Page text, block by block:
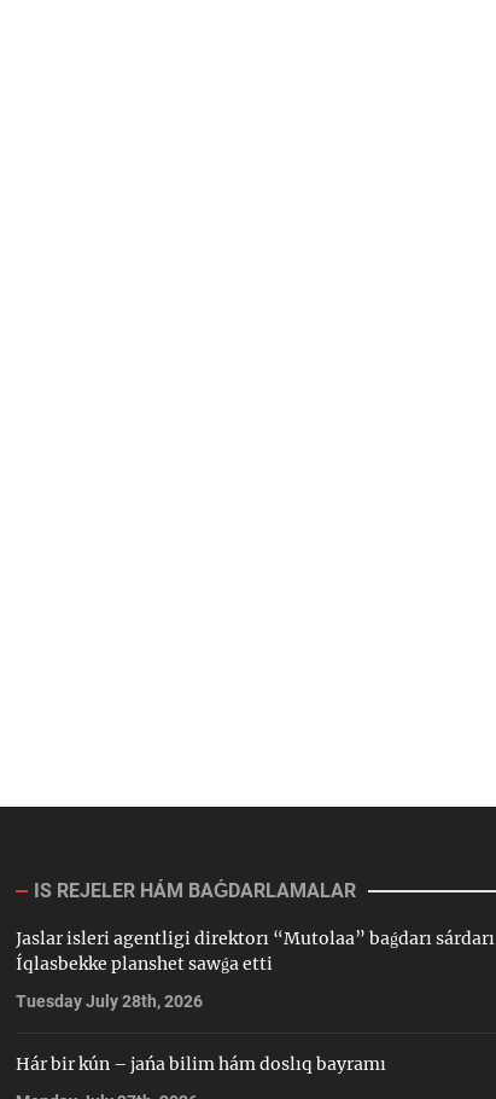
IS REJELER HÁM BAǴDARLAMALAR
Jaslar isleri agentligi direktorı “Mutolaa” baǵdarı sárdarı
Íqlasbekke planshet sawǵa etti
Tuesday July 28th, 2026
Hár bir kún – jańa bilim hám doslıq bayramı